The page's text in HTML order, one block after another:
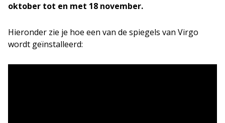
oktober tot en met 18 november.
Hieronder zie je hoe een van de spiegels van Virgo
wordt geïnstalleerd: